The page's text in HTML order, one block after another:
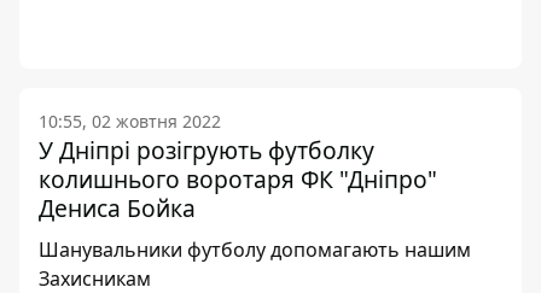
10:55, 02 жовтня 2022
У Дніпрі розігрують футболку
колишнього воротаря ФК "Дніпро"
Дениса Бойка
Шанувальники футболу допомагають нашим
Захисникам